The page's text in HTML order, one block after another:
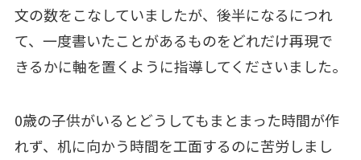
文の数をこなしていましたが、後半になるにつれ
て、一度書いたことがあるものをどれだけ再現で
きるかに軸を置くように指導してくださいました。
0歳の子供がいるとどうしてもまとまった時間が作
れず、机に向かう時間を工面するのに苦労しまし